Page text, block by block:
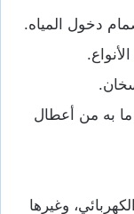
دخول المياه.
به من أعطال
وغيرها